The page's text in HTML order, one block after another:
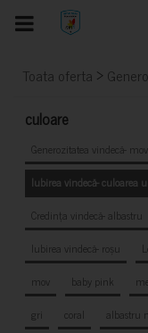
Toata oferta >
culoare
Generozitatea vindecă- mov
Iubirea vindecă- culoarea
Credința vindecă- albastru
Iubirea vindecă- roșu
mov
baby pink
gri
coral albastru